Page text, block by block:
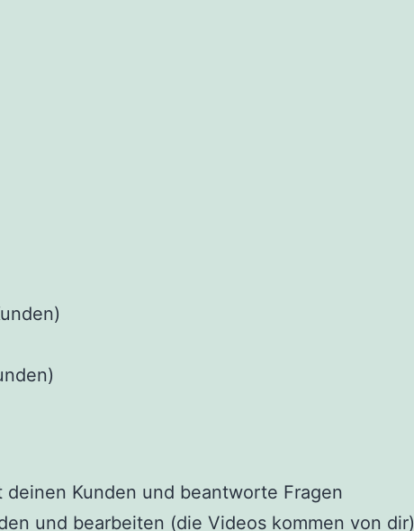
kommt vom Kunden)
kommt vom Kunden)
Kunden und beantworte Fragen
und bearbeiten (die Videos kommen von dir)